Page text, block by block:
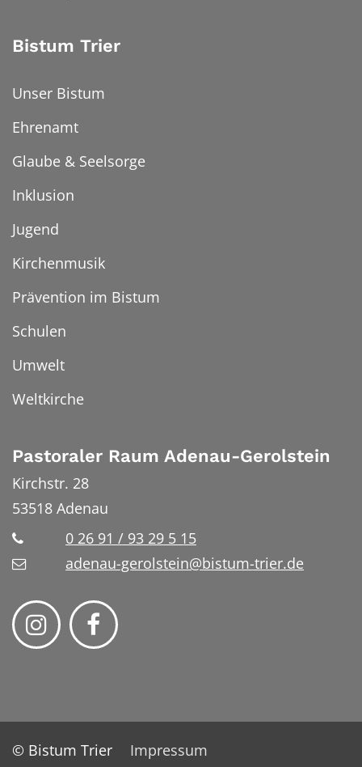
Bistum Trier
Unser Bistum
Ehrenamt
Glaube & Seelsorge
Inklusion
Jugend
Kirchenmusik
Prävention im Bistum
Schulen
Umwelt
Weltkirche
Pastoraler Raum Adenau-Gerolstein
Kirchstr. 28
53518 Adenau
0 26 91 / 93 29 5 15
adenau-gerolstein@bistum-trier.de
© Bistum Trier
Impressum